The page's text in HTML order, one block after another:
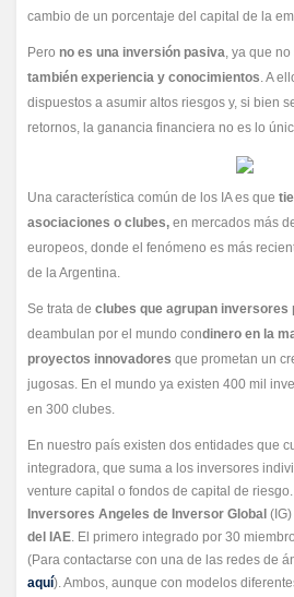
cambio de un porcentaje del capital de la
Pero no es una inversión pasiva, ya que no
también experiencia y conocimientos. A
dispuestos a asumir altos riesgos y, si bien
retornos, la ganancia financiera no es lo
Una característica común de los IA es que
asociaciones o clubes, en mercados más
europeos, donde el fenómeno es más
de la Argentina.
Se trata de clubes que agrupan inversores
deambulan por el mundo condinero en la
proyectos innovadores que prometan un
jugosas. En el mundo ya existen 400 mil
en 300 clubes.
En nuestro país existen dos entidades que
integradora, que suma a los inversores
venture capital o fondos de capital de riesgo.
Inversores Angeles de Inversor Global (IG)
del IAE. El primero integrado por 30
(Para contactarse con una de las redes de
aquí). Ambos, aunque con modelos